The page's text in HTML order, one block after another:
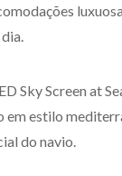
Sky Screen at
em estilo
do navio.